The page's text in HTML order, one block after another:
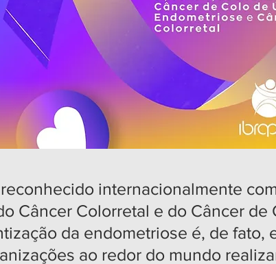
internacionalmente
Câncer Colorretal e do Câncer
da endometriose é, de fato,
ao redor do mundo